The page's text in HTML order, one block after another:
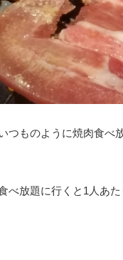
つものように焼肉食べ
べ放題に行くと1人あ